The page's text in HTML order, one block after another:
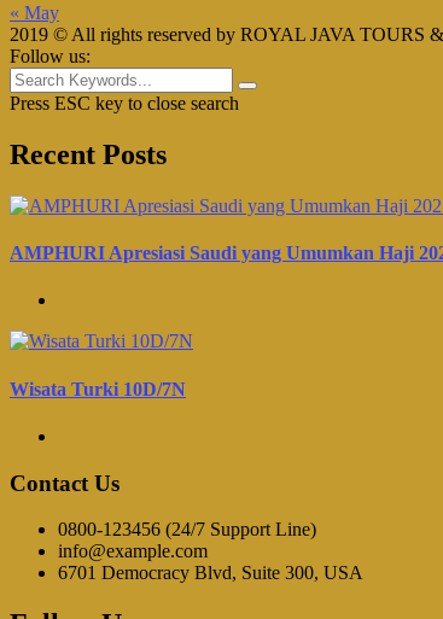
« May
2019 © All rights reserved by ROYAL JAVA TOURS
Follow us:
Press ESC key to close search
Recent Posts
AMPHURI Apresiasi Saudi yang Umumkan Haji
Wisata Turki 10D/7N
Contact Us
0800-123456 (24/7 Support Line)
info@example.com
6701 Democracy Blvd, Suite 300, USA